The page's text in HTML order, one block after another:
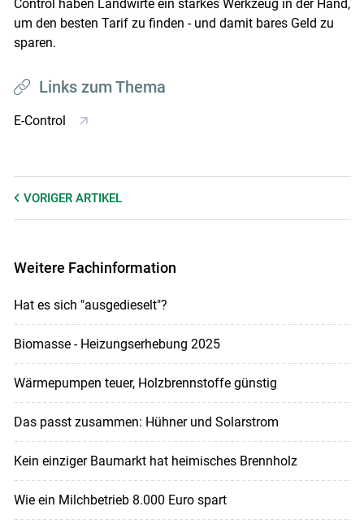
Control haben Landwirte ein starkes Werkzeug in der Hand,
um den besten Tarif zu finden - und damit bares Geld zu
sparen.
Links zum Thema
E-Control
VORIGER ARTIKEL
Weitere Fachinformation
Hat es sich "ausgedieselt"?
Biomasse - Heizungserhebung 2025
Wärmepumpen teuer, Holzbrennstoffe günstig
Das passt zusammen: Hühner und Solarstrom
Kein einziger Baumarkt hat heimisches Brennholz
Wie ein Milchbetrieb 8.000 Euro spart